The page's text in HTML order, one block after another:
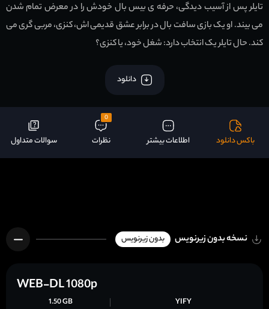
تایلر پس از آسیب دیدگی، حرفه ی بیس بال خودش را در معرض تمام شدن
می بیند. او یک بازی سافت بال در برابر عشق قدیمی اش، کنزی، مربی گری می
کند. حال تایلر یک انتخاب دارد: شغل خود، یا کنزی؟
دانلود
باکس دانلود اطلاعات بیشتر
0
نظرات سوالات متداول
نسخه بدون زیرنویس بدون زیرنویس
YIFY
1.50 GB
WEB-DL 1080p